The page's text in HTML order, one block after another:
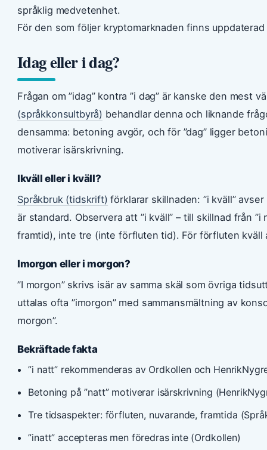
språklig medvetenhet.
För den som följer kryptomarknaden finns
Idag eller i dag?
Frågan om ”idag” kontra ”i dag” är kanske den mest
(språkkonsultbyrå) behandlar denna och liknande
densamma: betoning avgör, och för ”dag” ligger
motiverar isärskrivning.
Ikväll eller i kväll?
Språkbruk (tidskrift) förklarar skillnaden: ”i kväll”
är standard. Observera att ”i kväll” – till skillnad från
framtid), inte tre (inte förfluten tid). För förfluten kväll
Imorgon eller i morgon?
”I morgon” skrivs isär av samma skäl som övriga
uttalas ofta ”imorgon” med sammansmältning av
morgon”.
Bekräftade fakta
”i natt” rekommenderas av Ordkollen och
Betoning på ”natt” motiverar isärskrivning
Tre tidsaspekter: förfluten, nuvarande, framtida
”inatt” accepteras men föredras inte (Ordkollen)